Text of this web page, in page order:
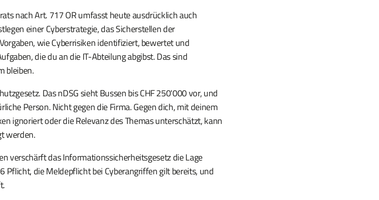
nach Art. 717 OR umfasst heute ausdrücklich auch
einer Cyberstrategie, das Sicherstellen der
wie Cyberrisiken identifiziert, bewertet und
die du an die IT-Abteilung abgibst. Das sind
bleiben.
Das nDSG sieht Bussen bis CHF 250'000 vor, und
Person. Nicht gegen die Firma. Gegen dich, mit deinem
ignoriert oder die Relevanz des Themas unterschätzt, kann
werden.
verschärft das Informationssicherheitsgesetz die Lage
Pflicht, die Meldepflicht bei Cyberangriffen gilt bereits, und